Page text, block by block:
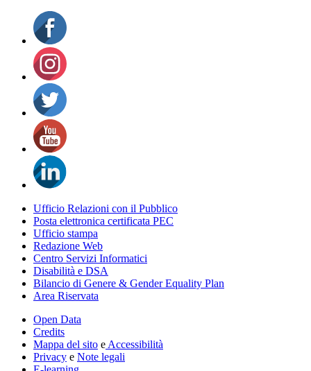
Ufficio Relazioni con il Pubblico
Posta elettronica certificata PEC
Ufficio stampa
Redazione Web
Centro Servizi Informatici
Disabilità e DSA
Bilancio di Genere & Gender Equality Plan
Area Riservata
Open Data
Credits
Mappa del sito e Accessibilità
Privacy e Note legali